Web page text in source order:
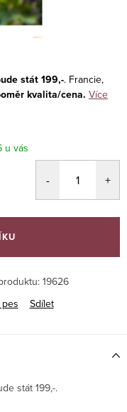
stát 199,-. Francie,
kvalita/cena. Více
19626
Sdílet
stát 199,-.